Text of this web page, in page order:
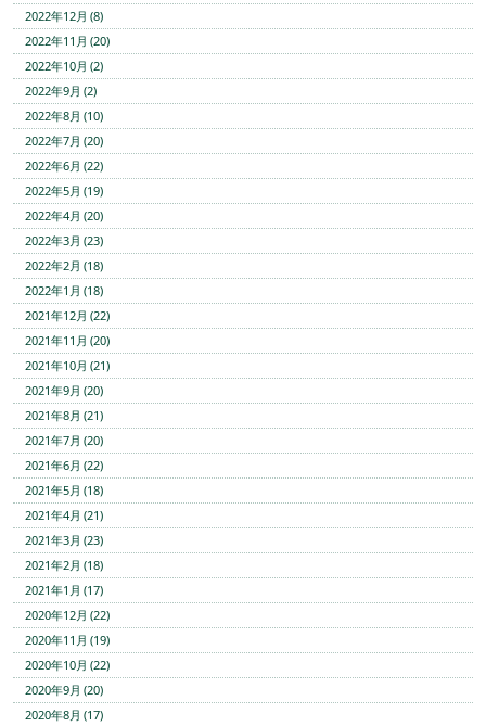
2022年12月 (8)
2022年11月 (20)
2022年10月 (2)
2022年9月 (2)
2022年8月 (10)
2022年7月 (20)
2022年6月 (22)
2022年5月 (19)
2022年4月 (20)
2022年3月 (23)
2022年2月 (18)
2022年1月 (18)
2021年12月 (22)
2021年11月 (20)
2021年10月 (21)
2021年9月 (20)
2021年8月 (21)
2021年7月 (20)
2021年6月 (22)
2021年5月 (18)
2021年4月 (21)
2021年3月 (23)
2021年2月 (18)
2021年1月 (17)
2020年12月 (22)
2020年11月 (19)
2020年10月 (22)
2020年9月 (20)
2020年8月 (17)